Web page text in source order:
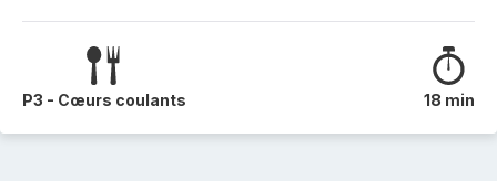
P3 - Cœurs coulants 18 min